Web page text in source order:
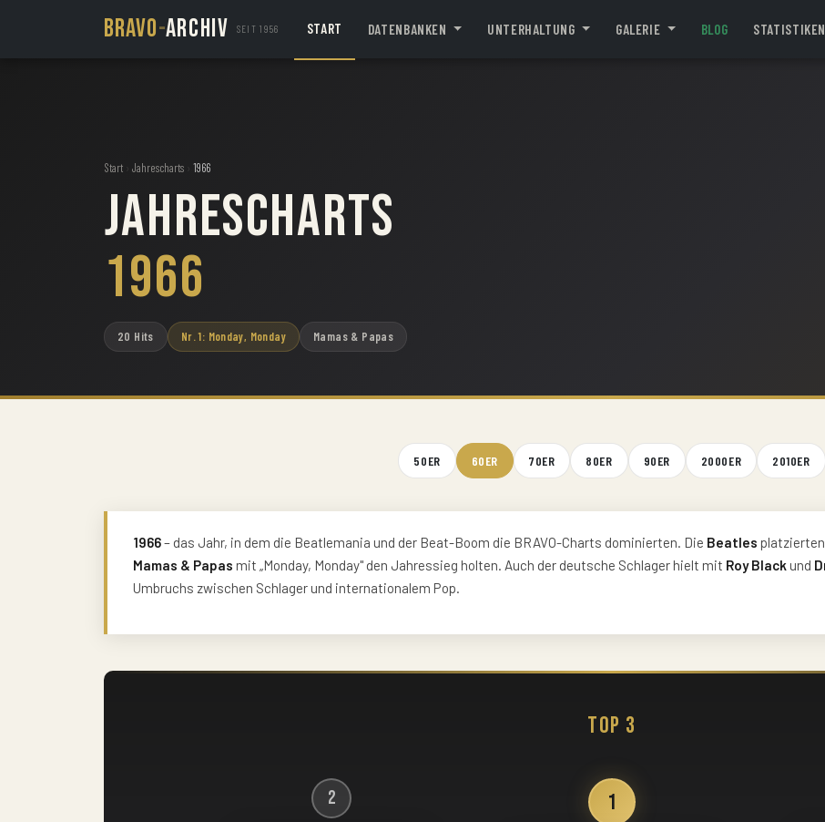
BRAVO-ARCHIV SEIT 1956 START DATENBANKEN UNTERHALTUNG GALERIE BLOG STATISTIKEN
Start Jahrescharts 1966
Jahrescharts
1966
20 Hits Nr. 1: Monday, Monday Mamas & Papas
50ER 60ER 70ER 80ER 90ER 2000ER 2010ER
1966– das Jahr, in dem die Beatlemania und der Beat-Boom die BRAVO-Charts dominierten. Die Beatles platzierten
Mamas & Papas mit „Monday, Monday" den Jahressieg holten. Auch der deutsche Schlager hielt mit Roy Blackund
Umbruchs zwischen Schlager und internationalem Pop.
Top 3
1
2